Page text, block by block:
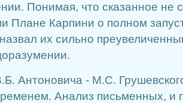
Понимая, что сказанное не
Плане Карпини о полном
их сильно
Антоновича - М.С.
Анализ письменных, и